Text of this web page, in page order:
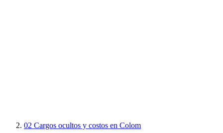
02 Cargos ocultos y costos en Colom